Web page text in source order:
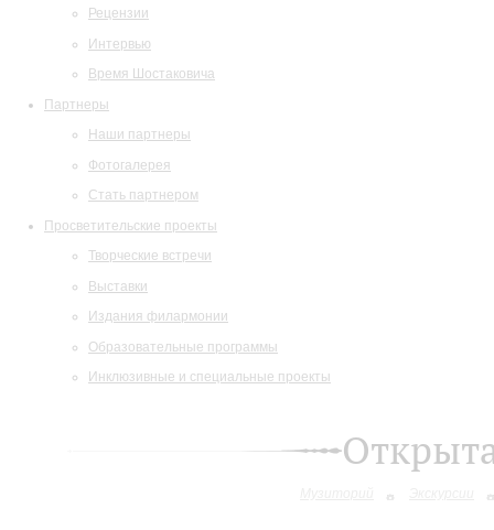
Рецензии
Интервью
Время Шостаковича
Партнеры
Наши партнеры
Фотогалерея
Стать партнером
Просветительские проекты
Творческие встречи
Выставки
Издания филармонии
Образовательные программы
Инклюзивные и специальные проекты